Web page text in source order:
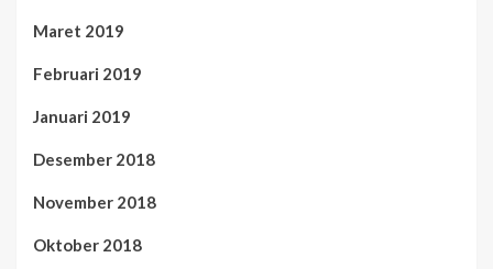
Maret 2019
Februari 2019
Januari 2019
Desember 2018
November 2018
Oktober 2018